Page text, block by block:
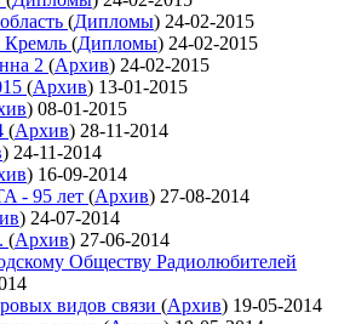
(Дипломы) 24-02-2015
Кремль (Дипломы) 24-02-2015
2 (Архив) 24-02-2015
(Архив) 13-01-2015
) 08-01-2015
(Архив) 28-11-2014
) 24-11-2014
) 16-09-2014
- 95 лет (Архив) 27-08-2014
) 24-07-2014
(Архив) 27-06-2014
Обществу Радиолюбителей
видов связи (Архив) 19-05-2014